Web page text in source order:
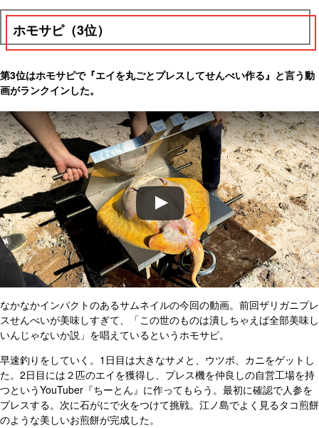
ホモサピ（3位）
第3位はホモサピで『エイを丸ごとプレスしてせんべい作る』と言う動
画がランクインした。
なかなかインパクトのあるサムネイルの今回の動画。前回ザリガニプレ
スせんべいが美味しすぎて、「この世のものは潰しちゃえば全部美味し
いんじゃないか説」を唱えているというホモサピ。
早速釣りをしていく。1日目は大きなサメと、ウツボ、カニをゲットし
た。2日目には２匹のエイを獲得し、プレス機を仲良しの自営工場を持
つというYouTuber『ちーとん』に作ってもらう。最初に確認で人参を
プレスする。次に石がにで火をつけて挑戦。江ノ島でよく見るタコ煎餅
のような美しいお煎餅が完成した。